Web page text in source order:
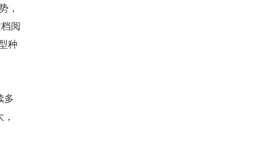
，
阅
种
多